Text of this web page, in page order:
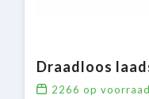
Draadloos
2266 op voorraad